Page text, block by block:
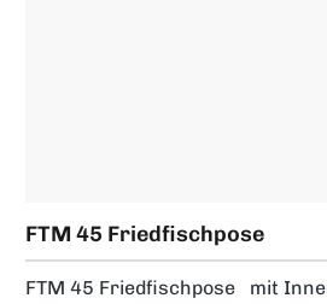
FTM 45 Friedfischpose
FTM 45 Friedfischpose mit